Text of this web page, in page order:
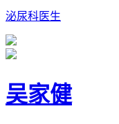
泌尿科医生
吴家健